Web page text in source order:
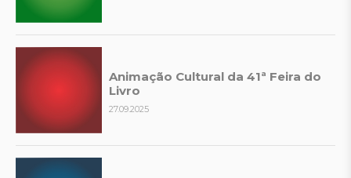
Animação Cultural da 41ª Feira do
Livro
27.09.2025